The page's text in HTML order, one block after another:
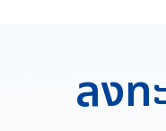
ลงท